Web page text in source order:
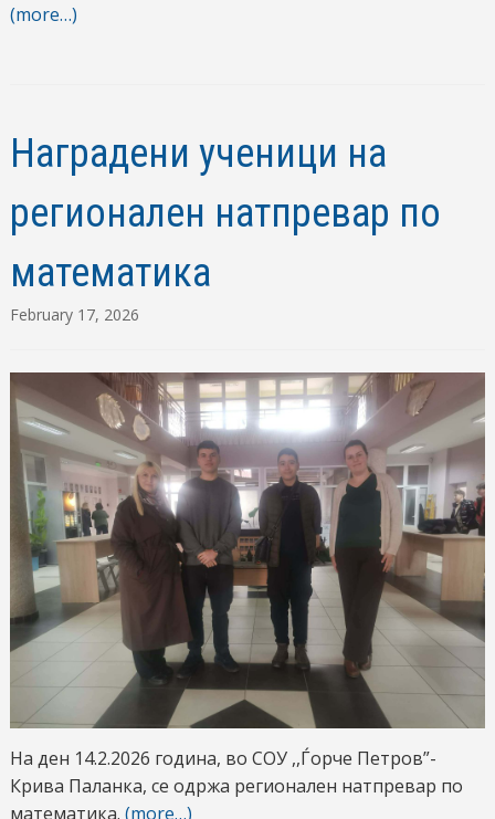
(more…)
Наградени ученици на
регионален натпревар по
математика
February 17, 2026
На ден 14.2.2026 година, во СОУ ,,Ѓорче Петров”-
Крива Паланка, се одржа регионален натпревар по
математика. (more…)